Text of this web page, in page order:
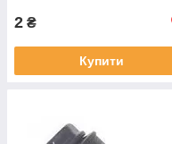
2 ₴
Купити